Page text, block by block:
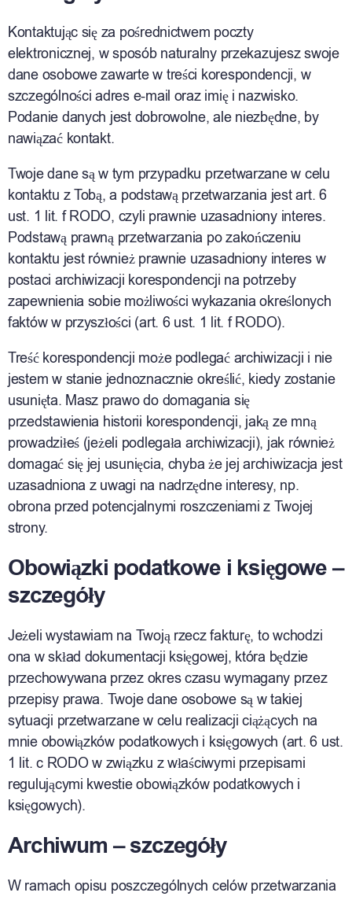
Kontaktując się za pośrednictwem poczty
elektronicznej, w sposób naturalny przekazujesz swoje
dane osobowe zawarte w treści korespondencji, w
szczególności adres e-mail oraz imię i nazwisko.
Podanie danych jest dobrowolne, ale niezbędne, by
nawiązać kontakt.
Twoje dane są w tym przypadku przetwarzane w celu
kontaktu z Tobą, a podstawą przetwarzania jest art. 6
ust. 1 lit. f RODO, czyli prawnie uzasadniony interes.
Podstawą prawną przetwarzania po zakończeniu
kontaktu jest również prawnie uzasadniony interes w
postaci archiwizacji korespondencji na potrzeby
zapewnienia sobie możliwości wykazania określonych
faktów w przyszłości (art. 6 ust. 1 lit. f RODO).
Treść korespondencji może podlegać archiwizacji i nie
jestem w stanie jednoznacznie określić, kiedy zostanie
usunięta. Masz prawo do domagania się
przedstawienia historii korespondencji, jaką ze mną
prowadziłeś (jeżeli podlegała archiwizacji), jak również
domagać się jej usunięcia, chyba że jej archiwizacja jest
uzasadniona z uwagi na nadrzędne interesy, np.
obrona przed potencjalnymi roszczeniami z Twojej
strony.
Obowiązki podatkowe i księgowe –
szczegóły
Jeżeli wystawiam na Twoją rzecz fakturę, to wchodzi
ona w skład dokumentacji księgowej, która będzie
przechowywana przez okres czasu wymagany przez
przepisy prawa. Twoje dane osobowe są w takiej
sytuacji przetwarzane w celu realizacji ciążących na
mnie obowiązków podatkowych i księgowych (art. 6 ust.
1 lit. c RODO w związku z właściwymi przepisami
regulującymi kwestie obowiązków podatkowych i
księgowych).
Archiwum – szczegóły
W ramach opisu poszczególnych celów przetwarzania